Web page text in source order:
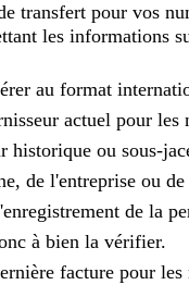
transfert pour vos
les informations
au format
actuel pour les
historique ou sous-
de l'entreprise ou
de la
à bien la vérifier.
facture pour les